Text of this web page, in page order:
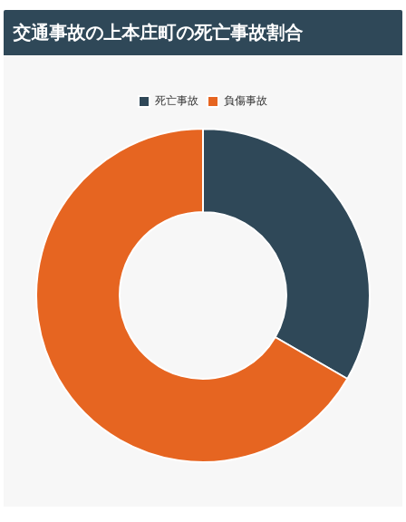
交通事故の上本庄町の死亡事故割合